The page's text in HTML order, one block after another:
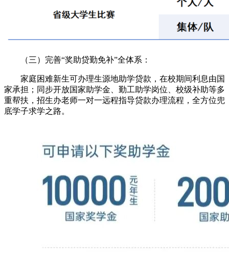
（三）完善“奖助贷勤免补”全体系：
家庭困难新生可办理生源地助学贷款，在校期间利息由国
家承担；同步开放国家助学金、勤工助学岗位、校级补助等多
重帮扶，招生办老师一对一远程指导贷款办理流程，全方位兜
底学子求学之路。